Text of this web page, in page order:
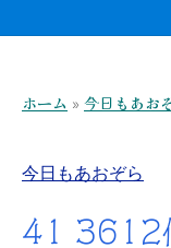
ホーム » 今日もあお
今日もあおぞら
41 3612